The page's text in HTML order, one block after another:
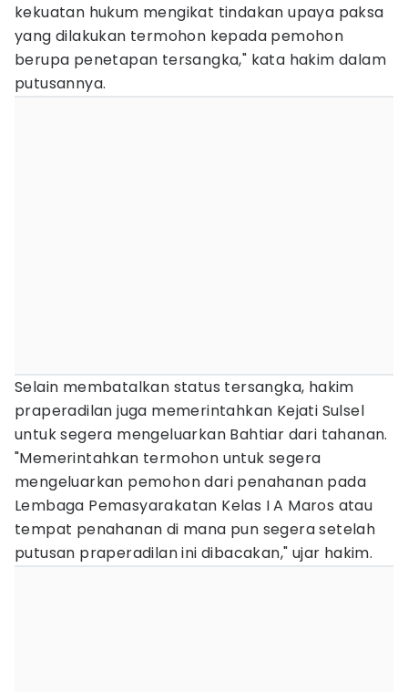
kekuatan hukum mengikat tindakan upaya paksa
yang dilakukan termohon kepada pemohon
berupa penetapan tersangka," kata hakim dalam
putusannya.
Selain membatalkan status tersangka, hakim
praperadilan juga memerintahkan Kejati Sulsel
untuk segera mengeluarkan Bahtiar dari tahanan.
"Memerintahkan termohon untuk segera
mengeluarkan pemohon dari penahanan pada
Lembaga Pemasyarakatan Kelas I A Maros atau
tempat penahanan di mana pun segera setelah
putusan praperadilan ini dibacakan," ujar hakim.